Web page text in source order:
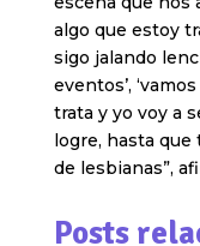
algo que estoy
sigo jalando
eventos’,
trata y yo voy a
logre, hasta que
de lesbianas”,
Posts